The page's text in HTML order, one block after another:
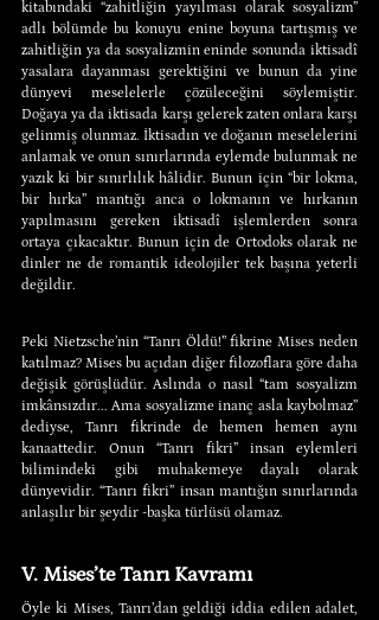
kitabındaki “zahitliğin yayılması olarak sosyalizm”
adlı bölümde bu konuyu enine boyuna tartışmış ve
zahitliğin ya da sosyalizmin eninde sonunda iktisadî
yasalara dayanması gerektiğini ve bunun da yine
dünyevi meselelerle çözüleceğini söylemiştir.
Doğaya ya da iktisada karşı gelerek zaten onlara karşı
gelinmiş olunmaz. İktisadın ve doğanın meselelerini
anlamak ve onun sınırlarında eylemde bulunmak ne
yazık ki bir sınırlılık hâlidir. Bunun için “bir lokma,
bir hırka” mantığı anca o lokmanın ve hırkanın
yapılmasını gereken iktisadî işlemlerden sonra
ortaya çıkacaktır. Bunun için de Ortodoks olarak ne
dinler ne de romantik ideolojiler tek başına yeterli
değildir.
Peki Nietzsche’nin “Tanrı Öldü!” fikrine Mises neden
katılmaz? Mises bu açıdan diğer filozoflara göre daha
değişik görüşlüdür. Aslında o nasıl “tam sosyalizm
imkânsızdır... Ama sosyalizme inanç asla kaybolmaz”
dediyse, Tanrı fikrinde de hemen hemen aynı
kanaattedir. Onun “Tanrı fikri” insan eylemleri
bilimindeki gibi muhakemeye dayalı olarak
dünyevidir. “Tanrı fikri” insan mantığın sınırlarında
anlaşılır bir şeydir -başka türlüsü olamaz.
V. Mises’te Tanrı Kavramı
Öyle ki Mises, Tanrı’dan geldiği iddia edilen adalet,